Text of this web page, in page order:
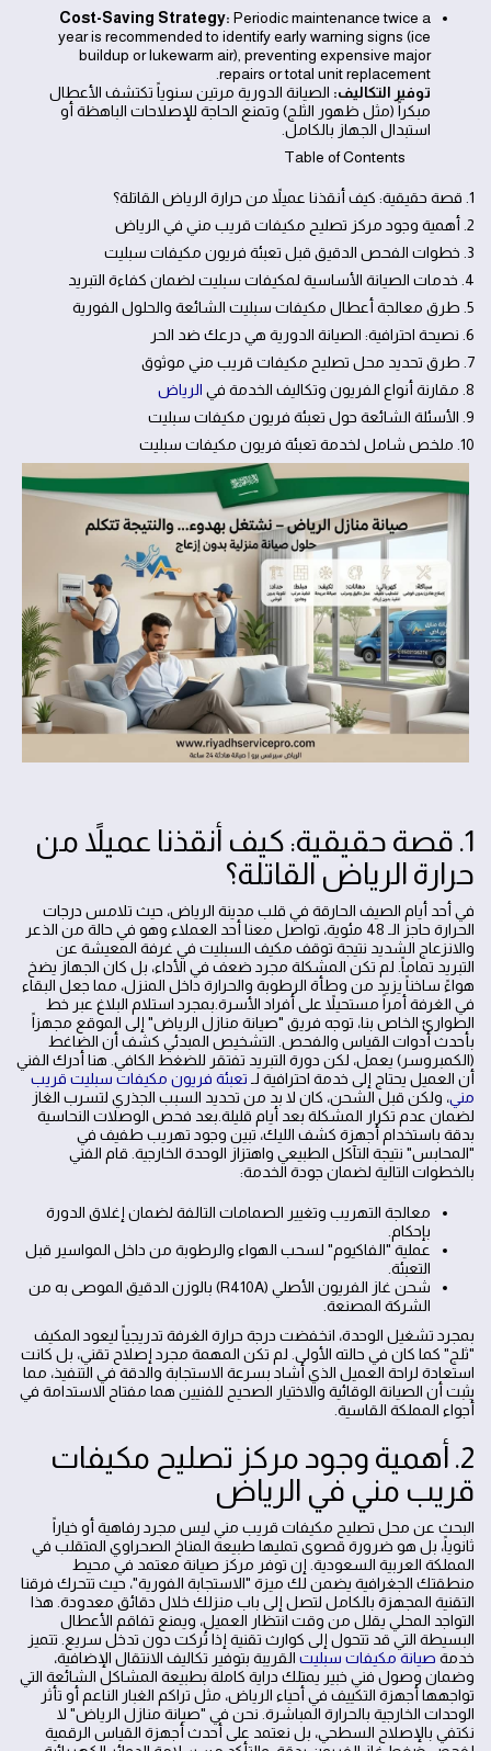
Cost-Saving Strategy: Periodic maintenance twice a
year is recommended to identify early warning signs (ice
buildup or lukewarm air), preventing expensive major
repairs or total unit replacement.
توفير التكاليف: الصيانة الدورية مرتين سنوياً تكتشف الأعطال
مبكراً (مثل ظهور الثلج) وتمنع الحاجة للإصلاحات الباهظة أو
استبدال الجهاز بالكامل.
1. قصة حقيقية: كيف أنقذنا عميلاً من حرارة الرياض القاتلة؟
2. أهمية وجود مركز تصليح مكيفات قريب مني في الرياض
3. خطوات الفحص الدقيق قبل تعبئة فريون مكيفات سبليت
4. خدمات الصيانة الأساسية لمكيفات سبليت لضمان كفاءة التبريد
5. طرق معالجة أعطال مكيفات سبليت الشائعة والحلول الفورية
6. نصيحة احترافية: الصيانة الدورية هي درعك ضد الحر
7. طرق تحديد محل تصليح مكيفات قريب مني موثوق
8. مقارنة أنواع الفريون وتكاليف الخدمة في
الرياض
9. الأسئلة الشائعة حول تعبئة فريون مكيفات سبليت
10. ملخص شامل لخدمة تعبئة فريون مكيفات سبليت
1. قصة حقيقية: كيف أنقذنا عميلاً من
حرارة الرياض القاتلة؟
في أحد أيام الصيف الحارقة في قلب مدينة الرياض، حيث تلامس درجات
الحرارة حاجز الـ 48 مئوية، تواصل معنا أحد العملاء وهو في حالة من الذعر
والانزعاج الشديد نتيجة توقف مكيف السبليت في غرفة المعيشة عن
التبريد تماماً. لم تكن المشكلة مجرد ضعف في الأداء، بل كان الجهاز يضخ
هواءً ساخناً يزيد من وطأة الرطوبة والحرارة داخل المنزل، مما جعل البقاء
في الغرفة أمراً مستحيلاً على أفراد الأسرة.بمجرد استلام البلاغ عبر خط
الطوارئ الخاص بنا، توجه فريق "صيانة منازل الرياض" إلى الموقع مجهزاً
بأحدث أدوات القياس والفحص. التشخيص المبدئي كشف أن الضاغط
(الكمبروسر) يعمل، لكن دورة التبريد تفتقر للضغط الكافي. هنا أدرك الفني
أن العميل يحتاج إلى خدمة احترافية لـ تعبئة فريون مكيفات سبليت قريب
مني، ولكن قبل الشحن، كان لا بد من تحديد السبب الجذري لتسرب الغاز
لضمان عدم تكرار المشكلة بعد أيام قليلة.بعد فحص الوصلات النحاسية
بدقة باستخدام أجهزة كشف الليك، تبين وجود تهريب طفيف في
"المحابس" نتيجة التآكل الطبيعي واهتزاز الوحدة الخارجية. قام الفني
بالخطوات التالية لضمان جودة الخدمة:
معالجة التهريب وتغيير الصمامات التالفة لضمان إغلاق الدورة
بإحكام.
عملية "الفاكيوم" لسحب الهواء والرطوبة من داخل المواسير قبل
التعبئة.
شحن غاز الفريون الأصلي (R410A) بالوزن الدقيق الموصى به من
الشركة المصنعة.
بمجرد تشغيل الوحدة، انخفضت درجة حرارة الغرفة تدريجياً ليعود المكيف
"ثلج" كما كان في حالته الأولى. لم تكن المهمة مجرد إصلاح تقني، بل كانت
استعادة لراحة العميل الذي أشاد بسرعة الاستجابة والدقة في التنفيذ، مما
يثبت أن الصيانة الوقائية والاختيار الصحيح للفنيين هما مفتاح الاستدامة في
أجواء المملكة القاسية.
2. أهمية وجود مركز تصليح مكيفات
قريب مني في الرياض
البحث عن محل تصليح مكيفات قريب مني ليس مجرد رفاهية أو خياراً
ثانوياً، بل هو ضرورة قصوى تمليها طبيعة المناخ الصحراوي المتقلب في
المملكة العربية السعودية. إن توفر مركز صيانة معتمد في محيط
منطقتك الجغرافية يضمن لك ميزة "الاستجابة الفورية"، حيث تتحرك فرقنا
التقنية المجهزة بالكامل لتصل إلى باب منزلك خلال دقائق معدودة. هذا
التواجد المحلي يقلل من وقت انتظار العميل، ويمنع تفاقم الأعطال
البسيطة التي قد تتحول إلى كوارث تقنية إذا تُركت دون تدخل سريع. تتميز
خدمة صيانة مكيفات سبليت القريبة بتوفير تكاليف الانتقال الإضافية،
وضمان وصول فني خبير يمتلك دراية كاملة بطبيعة المشاكل الشائعة التي
تواجهها أجهزة التكييف في أحياء الرياض، مثل تراكم الغبار الناعم أو تأثر
الوحدات الخارجية بالحرارة المباشرة. نحن في "صيانة منازل الرياض" لا
نكتفي بالإصلاح السطحي، بل نعتمد على أحدث أجهزة القياس الرقمية